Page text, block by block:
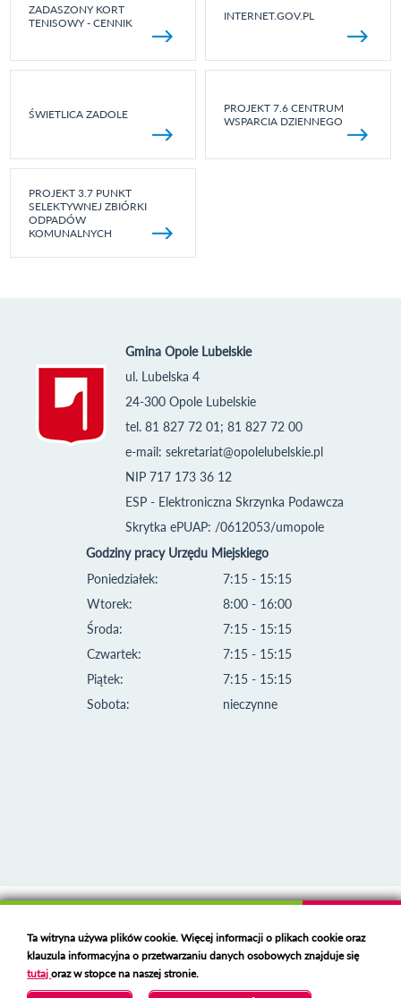
ZADASZONY KORT
TENISOWY - CENNIK
INTERNET.GOV.PL
ŚWIETLICA ZADOLE
PROJEKT 7.6 CENTRUM
WSPARCIA DZIENNEGO
PROJEKT 3.7 PUNKT
SELEKTYWNEJ ZBIÓRKI
ODPADÓW
KOMUNALNYCH
Gmina Opole Lubelskie
ul. Lubelska 4
24-300 Opole Lubelskie
tel. 81 827 72 01; 81 827 72 00
e-mail: sekretariat@opolelubelskie.pl
NIP 717 173 36 12
ESP - Elektroniczna Skrzynka Podawcza
Skrytka ePUAP: /0612053/umopole
Godziny pracy Urzędu Miejskiego
Poniedziałek:
Wtorek:
Środa:
Czwartek:
Piątek:
Sobota:
7:15 - 15:15
8:00 - 16:00
7:15 - 15:15
7:15 - 15:15
7:15 - 15:15
nieczynne
Deklaracja dostępności
Polski serwer RBLhttps://polspam.pl/
Copyright 2023 Urząd Miejski w Opolu Lubelskim
Ta witryna używa plików cookie. Więcej informacji o plikach cookie oraz
klauzula informacyjna o przetwarzaniu danych osobowych znajduje się
tutajoraz w stopce na naszej stronie.